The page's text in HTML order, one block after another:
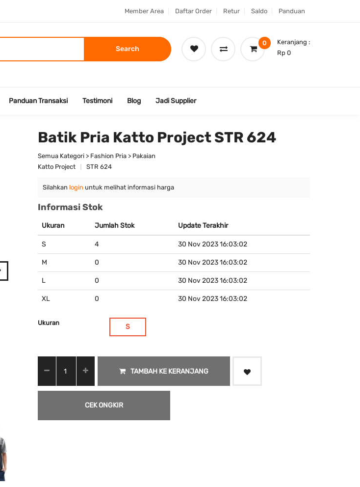
Member Area Daftar Order Retur Saldo Panduan
Search
0
Keranjang :
Rp 0
Panduan Transaksi Testimoni Blog Jadi Supplier
Batik Pria Katto Project STR 624
Semua Kategori > Fashion Pria > Pakaian
Katto Project
STR 624
Silahkan login untuk melihat informasi harga
Informasi Stok
Ukuran Jumlah Stok Update Terakhir
S 4 30 Nov 2023 16:03:02
M 0 30 Nov 2023 16:03:02
L 0 30 Nov 2023 16:03:02
XL 0 30 Nov 2023 16:03:02
Ukuran S
TAMBAH KE KERANJANG
CEK ONGKIR